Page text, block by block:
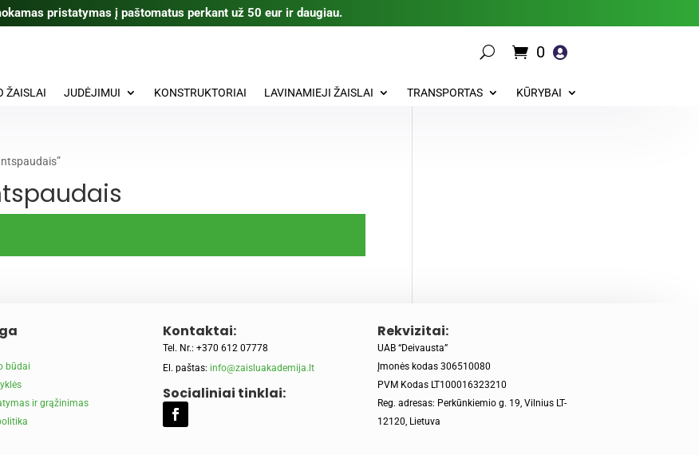
pristatymas į paštomatus perkant už 50 eur ir daugiau.
0 
ŽAISLAI JUDĖJIMUI KONSTRUKTORIAI LAVINAMIEJI ŽAISLAI TRANSPORTAS KŪRYBAI
būdai
ir grąžinimas
Kontaktai:
Tel. Nr.: +370 612 07778
El. paštas: info@zaisluakademija.lt
Socialiniai tinklai:
Rekvizitai:
UAB “Deivausta”
Įmonės kodas 306510080
PVM Kodas LT100016323210
Reg. adresas: Perkūnkiemio g. 19, Vilnius LT-
12120, Lietuva